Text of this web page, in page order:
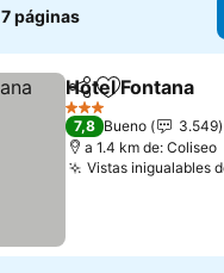
7 páginas
CompartirAgregar a
Hotel Fontana
3 Estrellas
7,8 Bueno
3.549
a 1.4 km de: Coliseo
Vistas inigualables